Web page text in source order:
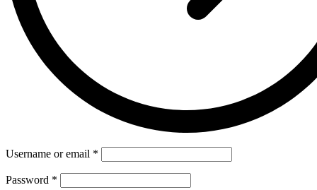
Username or email *
Password *